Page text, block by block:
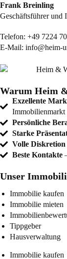
Frank Breinling
Geschäftsführer und
Telefon: +49 7224
E-Mail: info@heim-
Warum Heim
Exzellente
Immobilienmarkt
Persönliche
Starke
Volle Diskretion
Beste Kontakte
Unser
Immobilie kaufen
Immobilie mieten
Tippgeber
Hausverwaltung
Immobilie kaufen